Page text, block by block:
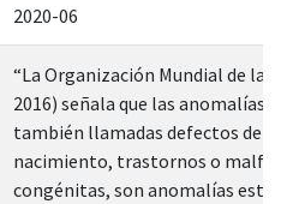
2020-06
“La Organización Mundial de la
2016) señala que las anomalías
también llamadas defectos de
nacimiento, trastornos o
congénitas, son anomalías